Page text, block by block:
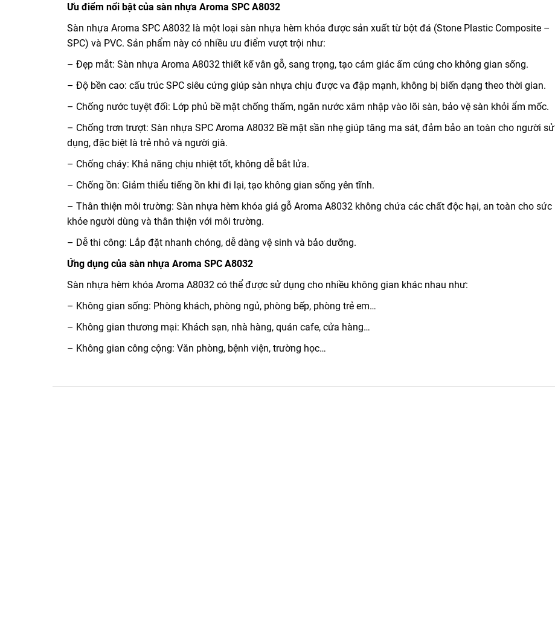
Ưu điểm nổi bật của sàn nhựa Aroma SPC A8032
Sàn nhựa Aroma SPC A8032 là một loại sàn nhựa hèm khóa được sản xuất từ bột đá (Stone Plastic Composite –
SPC) và PVC. Sản phẩm này có nhiều ưu điểm vượt trội như:
– Đẹp mắt: Sàn nhựa Aroma A8032 thiết kế vân gỗ, sang trọng, tạo cảm giác ấm cúng cho không gian sống.
– Độ bền cao: cấu trúc SPC siêu cứng giúp sàn nhựa chịu được va đập mạnh, không bị biến dạng theo thời gian.
– Chống nước tuyệt đối: Lớp phủ bề mặt chống thấm, ngăn nước xâm nhập vào lõi sàn, bảo vệ sàn khỏi ẩm mốc.
– Chống trơn trượt: Sàn nhựa SPC Aroma A8032 Bề mặt sần nhẹ giúp tăng ma sát, đảm bảo an toàn cho người sử
dụng, đặc biệt là trẻ nhỏ và người già.
– Chống cháy: Khả năng chịu nhiệt tốt, không dễ bắt lửa.
– Chống ồn: Giảm thiểu tiếng ồn khi đi lại, tạo không gian sống yên tĩnh.
– Thân thiện môi trường: Sàn nhựa hèm khóa giả gỗ Aroma A8032 không chứa các chất độc hại, an toàn cho sức
khỏe người dùng và thân thiện với môi trường.
– Dễ thi công: Lắp đặt nhanh chóng, dễ dàng vệ sinh và bảo dưỡng.
Ứng dụng của sàn nhựa Aroma SPC A8032
Sàn nhựa hèm khóa Aroma A8032 có thể được sử dụng cho nhiều không gian khác nhau như:
– Không gian sống: Phòng khách, phòng ngủ, phòng bếp, phòng trẻ em…
– Không gian thương mại: Khách sạn, nhà hàng, quán cafe, cửa hàng…
– Không gian công cộng: Văn phòng, bệnh viện, trường học…